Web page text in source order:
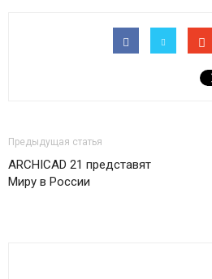
Предыдущая статья
ARCHICAD 21 представят
Миру в России